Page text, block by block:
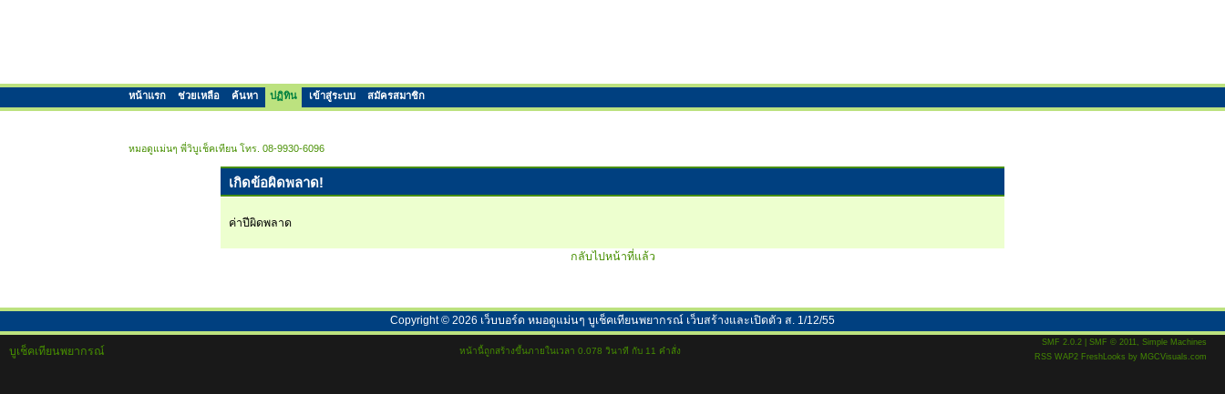
หน้าแรก ช่วยเหลือ ค้นหา ปฏิทิน เข้าสู่ระบบ สมัครสมาชิก
หมอดูแม่นๆ พี่วิบูเช็คเทียน โทร. 08-9930-6096
เกิดข้อผิดพลาด!
ค่าปีผิดพลาด
กลับไปหน้าที่แล้ว
Copyright © 2026 เว็บบอร์ด หมอดูแม่นๆ บูเช็คเทียนพยากรณ์ เว็บสร้างและเปิดตัว ส. 1/12/55
บูเช็คเทียนพยากรณ์
SMF 2.0.2 SMF © 2011, Simple Machines
RSS WAP2 FreshLooks by MGCVisuals.com
หน้านี้ถูกสร้างขึ้นภายในเวลา 0.078 วินาที กับ 11 คำสั่ง